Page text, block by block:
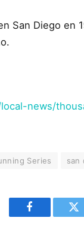
San Diego en
news/
Series san
Facebook